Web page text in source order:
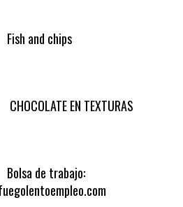
Fish and chips
CHOCOLATE EN TEXTURAS
Bolsa de trabajo: